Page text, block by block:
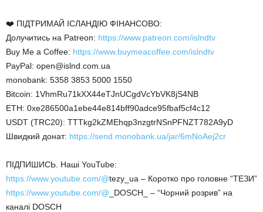
❤️ ПІДТРИМАЙ ІСЛАНДІЮ ФІНАНСОВО:
Долучитись на Patreon: https://www.patreon.com/islndtv
Buy Me a Coffee: https://www.buymeacoffee.com/islndtv
PayPal: open@islnd.com.ua
monobank: 5358 3853 5000 1550
Bitcoin: 1VhmRu71kXX44eTJnUCgdVcYbVK8jS4NB
ETH: 0xe286500a1ebe44e814bff90adce95fbaf5cf4c12
USDT (TRC20): TTTkg2kZMEhqp3nzgtrNSnPFNZT782A9yD
Швидкий донат: https://send.monobank.ua/jar/6mNoAej2cr
ПІДПИШИСЬ. Наші YouTube:
https://www.youtube.com/@tezy_ua – Коротко про головне “ТЕЗИ”
https://www.youtube.com/@ _DOSCH_ – “Чорний розрив” на
каналі DOSCH